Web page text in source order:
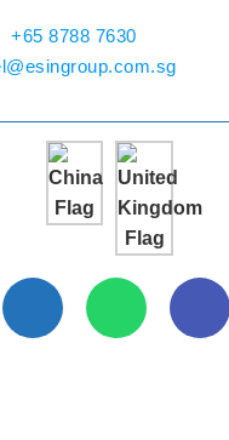
+65 8788 7630